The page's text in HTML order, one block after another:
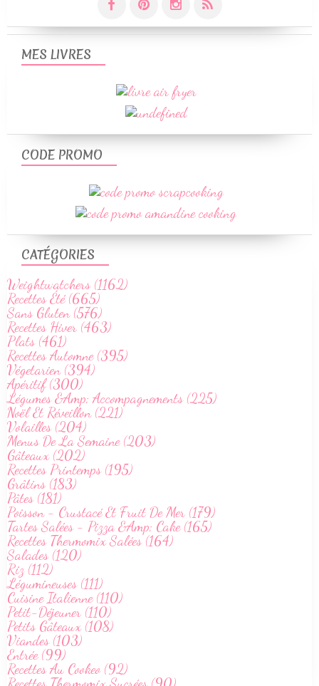
CATÉGORIES
Weightwatchers (1162)
Recettes Été (665)
Sans Gluten (576)
Recettes Hiver (463)
Plats (461)
Recettes Automne (395)
Végetarien (394)
Apéritif (300)
Légumes &Amp; Accompagnements (225)
Noël Et Réveillon (221)
Volailles (204)
Menus De La Semaine (203)
Gâteaux (202)
Recettes Printemps (195)
Grâtins (183)
Pâtes (181)
Poisson - Crustacé Et Fruit De Mer (179)
Tartes Salées - Pizza &Amp; Cake (165)
Recettes Thermomix Salées (164)
Salades (120)
Riz (112)
Légumineuses (111)
Cuisine Italienne (110)
Petit-Déjeuner (110)
Petits Gâteaux (108)
Viandes (103)
Entrée (99)
Recettes Au Cookeo (92)
MES LIVRES
CODE PROMO